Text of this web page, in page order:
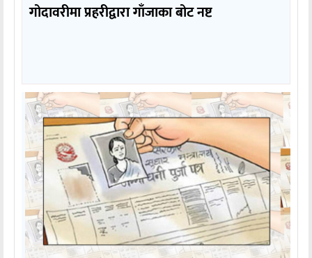
गोदावरीमा प्रहरीद्वारा गाँजाका बोट नष्ट